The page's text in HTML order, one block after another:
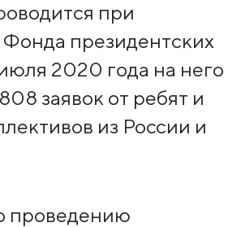
при
президентских
2020 года на него
заявок от ребят и
из России и
проведению